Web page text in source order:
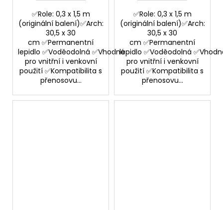
✅Role: 0,3 x 1,5 m
(originální balení)✅Arch:
30,5 x 30
cm ✅Permanentní
lepidlo ✅Voděodolná ✅Vhodná
pro vnitřní i venkovní
použití ✅Kompatibilita s
přenosovu...
✅Role: 0,3 x 1,5 m
(originální balení)✅Arch:
30,5 x 30
cm ✅Permanentní
lepidlo ✅Voděodolná
pro vnitřní i venkovní
použití ✅Kompatibilita s
přenosovu...